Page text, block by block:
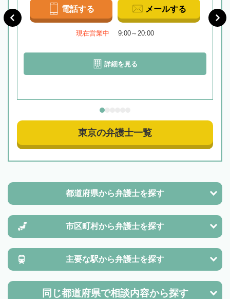
電話する メールする
現在営業中 9:00～20:00
詳細を見る
東京の弁護士一覧
都道府県から弁護士を探す
市区町村から弁護士を探す
主要な駅から弁護士を探す
同じ都道府県で相談内容から探す